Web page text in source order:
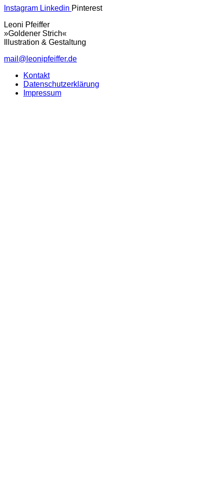
Instagram Linkedin Pinterest
Leoni Pfeiffer
»Goldener Strich«
Illustration & Gestaltung
mail@leonipfeiffer.de
Kontakt
Datenschutzerklärung
Impressum